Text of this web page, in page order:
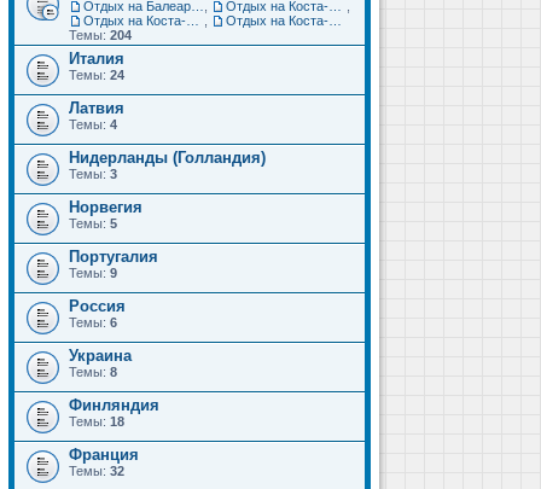
Темы: 204
Италия
Темы: 24
Латвия
Темы: 4
Нидерланды (Голландия)
Темы: 3
Норвегия
Темы: 5
Португалия
Темы: 9
Россия
Темы: 6
Украина
Темы: 8
Финляндия
Темы: 18
Франция
Темы: 32